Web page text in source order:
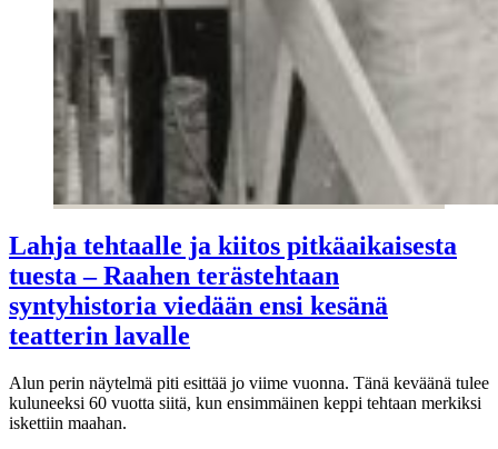
Lahja tehtaalle ja kiitos pitkäaikaisesta
tuesta – Raahen terästehtaan
syntyhistoria viedään ensi kesänä
teatterin lavalle
Alun perin näytelmä piti esittää jo viime vuonna. Tänä keväänä tulee
kuluneeksi 60 vuotta siitä, kun ensimmäinen keppi tehtaan merkiksi
iskettiin maahan.